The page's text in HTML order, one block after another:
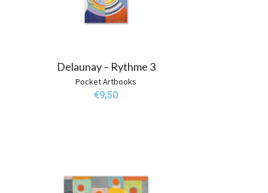
Delaunay – Rythme 3
Pocket Artbooks
€9,50